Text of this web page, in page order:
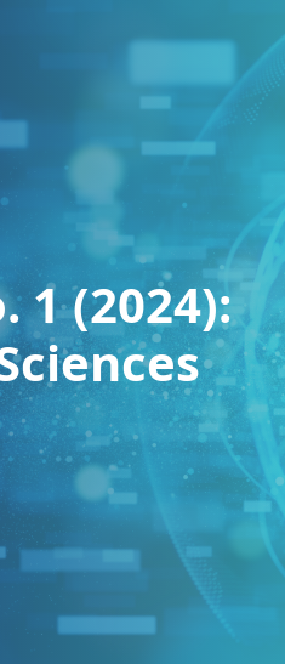
1 (2024):